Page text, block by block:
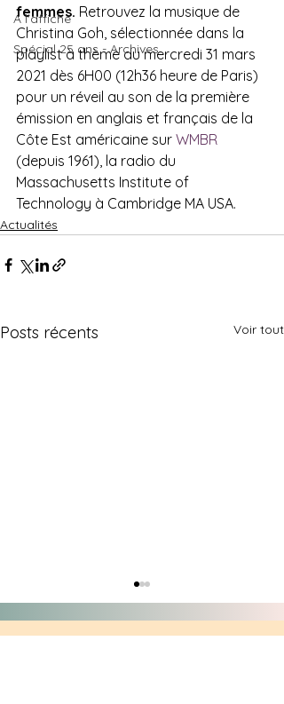
A l'affiche
Spécial 25 ans - Archives
femmes. Retrouvez la musique de
Christina Goh, sélectionnée dans la
playlist à thème du mercredi 31 mars
2021 dès 6H00 (12h36 heure de Paris)
pour un réveil au son de la première
émission en anglais et français de la
Côte Est américaine sur WMBR
(depuis 1961), la radio du
Massachusetts Institute of
Technology à Cambridge MA USA.
Actualités
Posts récents Voir tout